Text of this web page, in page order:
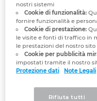
Referenze
Scopri come le
utilizzano le nostre
Portugal
Romania
Serbia
Singapore
nostri sistemi
Cookie di funzionalità:
fornire funzionalità e
Cookie di prestazione:
le visite e fonti di traffico in
le prestazioni del nostro sito
Cookie per pubblicità
impostati tramite il nostro
Protezione dati
Note Legali
Rifiuta tutti